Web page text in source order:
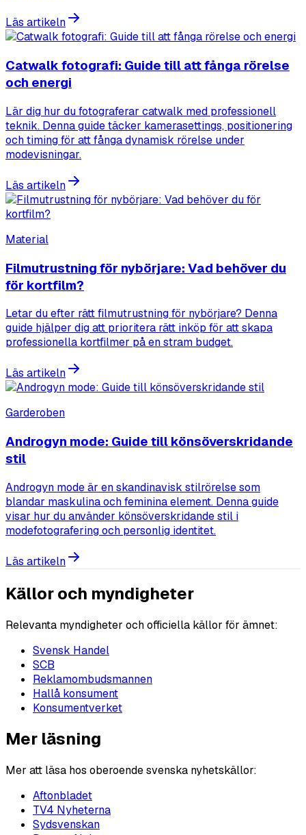
Läs artikeln
Catwalk fotografi: Guide till att fånga rörelse
och energi
Lär dig hur du fotograferar catwalk med professionell
teknik. Denna guide täcker kamerasettings, positionering
och timing för att fånga dynamisk rörelse under
modevisningar.
Läs artikeln
Material
Filmutrustning för nybörjare: Vad behöver du
för kortfilm?
Letar du efter rätt filmutrustning för nybörjare? Denna
guide hjälper dig att prioritera rätt inköp för att skapa
professionella kortfilmer på en stram budget.
Läs artikeln
Garderoben
Androgyn mode: Guide till könsöverskridande
stil
Androgyn mode är en skandinavisk stilrörelse som
blandar maskulina och feminina element. Denna guide
visar hur du använder könsöverskridande stil i
modefotografering och personlig identitet.
Läs artikeln
Källor och myndigheter
Relevanta myndigheter och officiella källor för ämnet:
Svensk Handel
SCB
Reklamombudsmannen
Hallå konsument
Konsumentverket
Mer läsning
Mer att läsa hos oberoende svenska nyhetskällor:
Aftonbladet
TV4 Nyheterna
Sydsvenskan